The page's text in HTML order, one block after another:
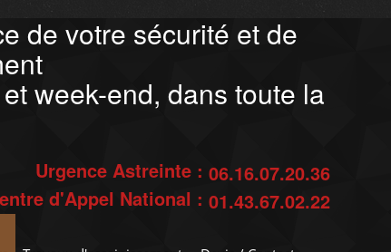
de votre sécurité et de
week-end, dans toute la
Urgence Astreinte : 06.16.07.20.36
d'Appel National : 01.43.67.02.22